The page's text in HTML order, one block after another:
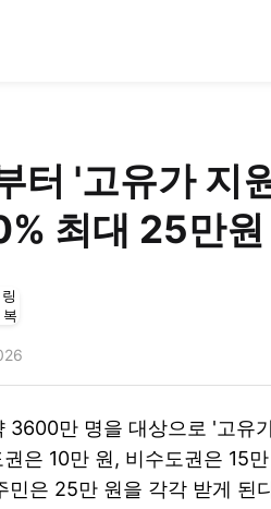
터 '고유가 지
최대 25만원
3600만 명을 대상으로 '고유
은 10만 원, 비수도권은 15
민은 25만 원을 각각 받게 된